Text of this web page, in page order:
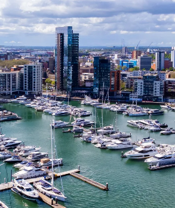
Ihnen über Cookies ein verbessertes
anzeigen. Über „anpassen” können
Cookies gespeichert.
akzeptieren.